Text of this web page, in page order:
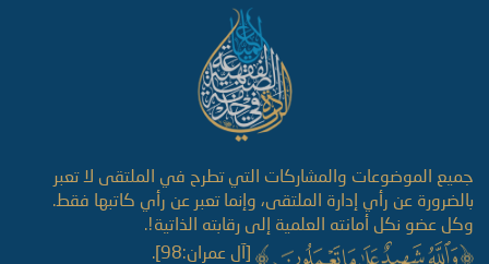
جميع الموضوعات والمشاركات التي تطرح في الملتقى لا تعبر
بالضرورة عن رأي إدارة الملتقى، وإنما تعبر عن رأي كاتبها فقط.
وكل عضو نكل أمانته العلمية إلى رقابته الذاتية!.
[آل عمران:98].